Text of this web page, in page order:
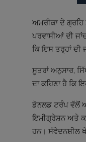
ਅਮਰੀਕਾ ਦੇ
ਪਰਵਾਸੀਆਂ ਦੀ
ਕਿ ਇਸ ਤਰ੍ਹਾਂ ਦੀ
ਸੂਤਰਾਂ ਅਨੁਸਾਰ,
ਦਾ ਕਹਿਣਾ ਹੈ ਕਿ
ਡੋਨਲਡ ਟਰੰਪ ਵੱਲੋਂ
ਇਮੀਗ੍ਰੇਸ਼ਨ ਅਤੇ
ਹਨ। ਸੰਵੇਦਨਸ਼ੀਲ